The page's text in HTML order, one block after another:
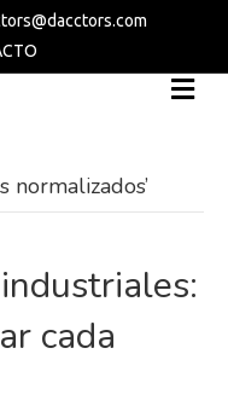
normalizados’
cada